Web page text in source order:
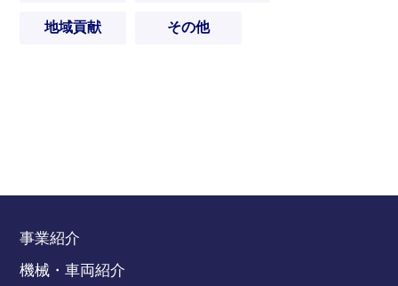
地域貢献 その他
事業紹介
機械・車両紹介